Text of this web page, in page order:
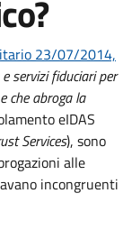
23/07/2014,
servizi fiduciari per
che abroga la
eIDAS
Services), sono
alle
incongruenti